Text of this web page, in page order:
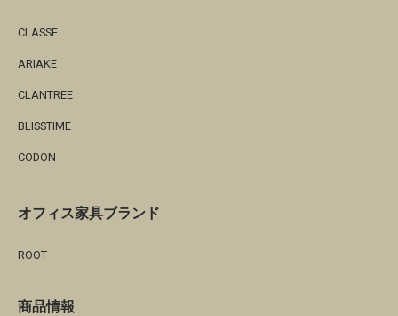
CLASSE
ARIAKE
CLANTREE
BLISSTIME
CODON
オフィス家具ブランド
ROOT
商品情報